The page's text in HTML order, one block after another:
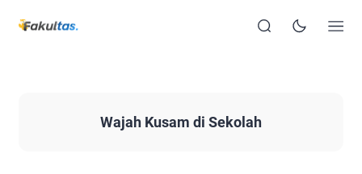
Wajah Kusam di Sekolah